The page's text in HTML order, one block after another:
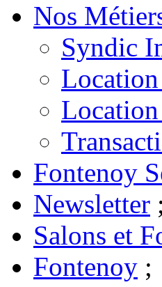
Nos
Syndic
Location
Fontenoy
Newsletter ;
Salons et
Fontenoy ;